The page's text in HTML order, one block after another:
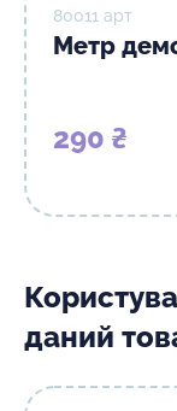
80011 арт
Метр
290 ₴
даний